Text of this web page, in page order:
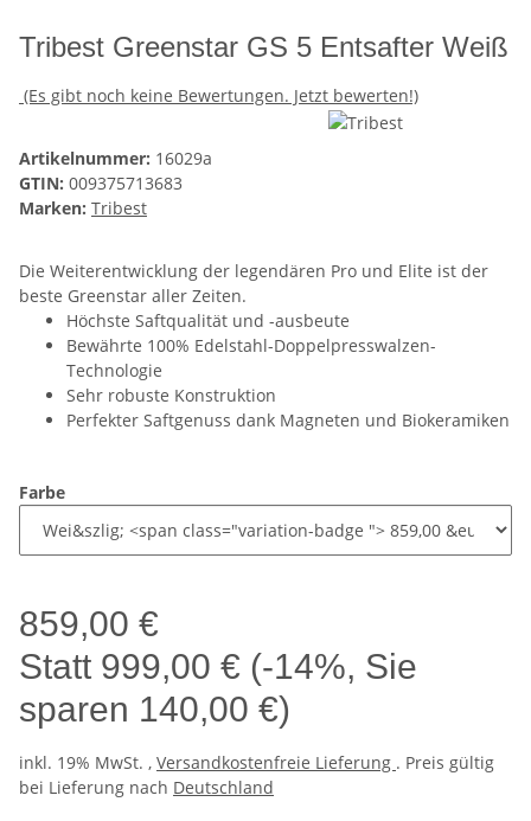
Tribest Greenstar GS 5 Entsafter Weiß
(Es gibt noch keine Bewertungen. Jetzt bewerten!)
Artikelnummer: 16029a
GTIN: 009375713683
Marken: Tribest
Die Weiterentwicklung der legendären Pro und Elite ist der
beste Greenstar aller Zeiten.
Höchste Saftqualität und -ausbeute
Bewährte 100% Edelstahl-Doppelpresswalzen-
Technologie
Sehr robuste Konstruktion
Perfekter Saftgenuss dank Magneten und Biokeramiken
Farbe
859,00 €
Statt 999,00 € (-14%, Sie
sparen 140,00 €)
inkl. 19% MwSt. , Versandkostenfreie Lieferung . Preis gültig
bei Lieferung nach Deutschland